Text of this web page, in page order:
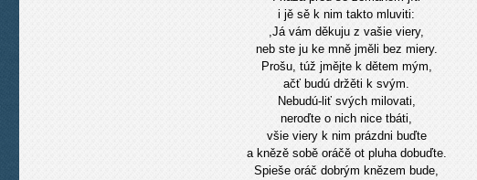
i jě sě k nim takto mluviti:
,Já vám děkuju z vašie viery,
neb ste ju ke mně jměli bez miery.
Prošu, túž jmějte k dětem mým,
ačť budú držěti k svým.
Nebudú-liť svých milovati,
neroďte o nich nice tbáti,
všie viery k nim prázdni buďte
a knězě sobě oráčě ot pluha dobuďte.
Spieše oráč dobrým knězem bude,